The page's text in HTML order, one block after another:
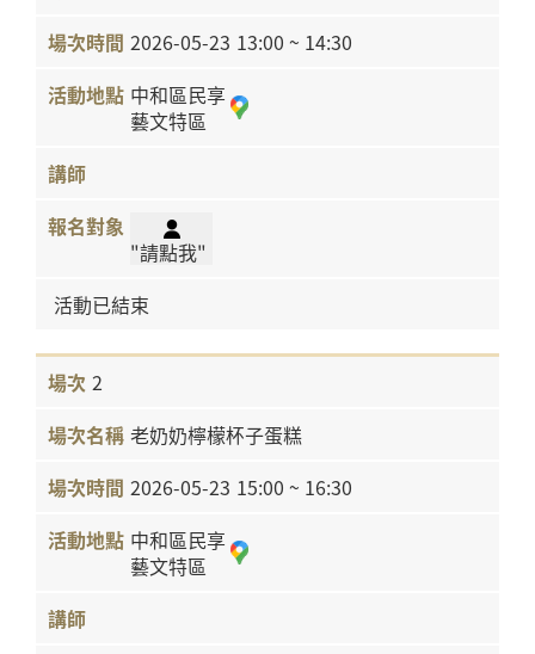
2026-05-23 13:00 ~ 14:30
中和區民享
藝文特區
"請點我"
活動已結束
2
老奶奶檸檬杯子蛋糕
2026-05-23 15:00 ~ 16:30
中和區民享
藝文特區